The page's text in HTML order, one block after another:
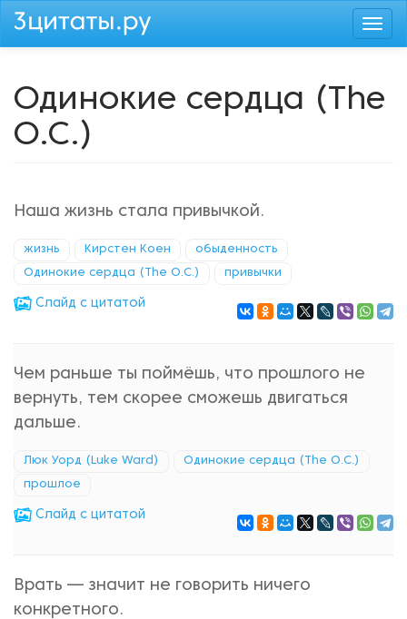
Перейти
Одинокие сердца (The
O.C.)
Наша жизнь стала привычкой.
жизнь Кирстен Коен обыденность
Одинокие сердца (The O.C.) привычки
Cлайд с цитатой
Чем раньше ты поймёшь, что прошлого не
вернуть, тем скорее сможешь двигаться
дальше.
Люк Уорд (Luke Ward) Одинокие сердца (The O.C.)
прошлое
Cлайд с цитатой
Врать — значит не говорить ничего
конкретного.